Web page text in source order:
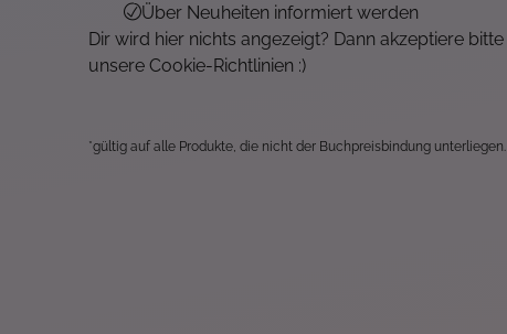
Über Neuheiten informiert werden
Dir wird hier nichts angezeigt? Dann akzeptiere bitte
unsere Cookie-Richtlinien :)
*gültig auf alle Produkte, die nicht der Buchpreisbindung unterliegen.